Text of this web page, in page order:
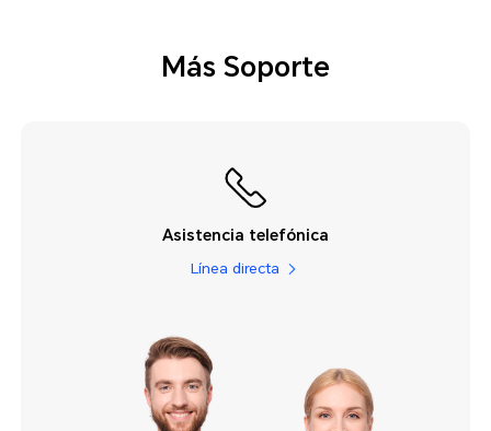
Más Soporte
Asistencia telefónica
Línea directa